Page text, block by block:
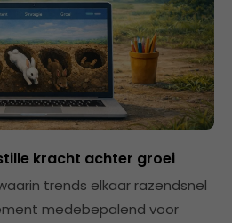
kracht achter groei
trends elkaar razendsnel
medebepalend voor